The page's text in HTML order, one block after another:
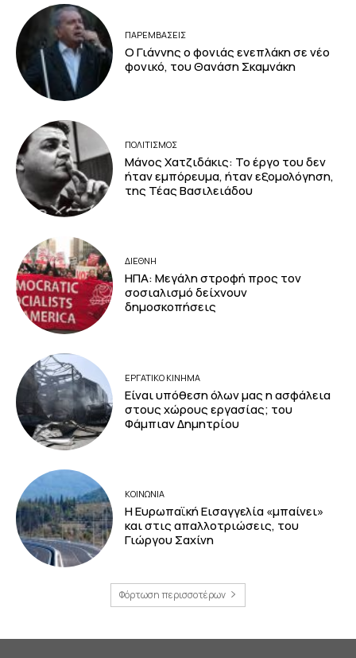
ΠΑΡΕΜΒΑΣΕΙΣ
Ο Γιάννης ο φονιάς ενεπλάκη σε νέο
φονικό, του Θανάση Σκαμνάκη
ΠΟΛΙΤΙΣΜΟΣ
Μάνος Χατζιδάκις: Το έργο του δεν
ήταν εμπόρευμα, ήταν εξομολόγηση,
της Τέας Βασιλειάδου
ΔΙΕΘΝΗ
ΗΠΑ: Μεγάλη στροφή προς τον
σοσιαλισμό δείχνουν
δημοσκοπήσεις
ΕΡΓΑΤΙΚΟ ΚΙΝΗΜΑ
Είναι υπόθεση όλων μας η ασφάλεια
στους χώρους εργασίας; του
Φάμπιαν Δημητρίου
ΚΟΙΝΩΝΙΑ
Η Ευρωπαϊκή Εισαγγελία «μπαίνει»
και στις απαλλοτριώσεις, του
Γιώργου Σαχίνη
Φόρτωση περισσοτέρων